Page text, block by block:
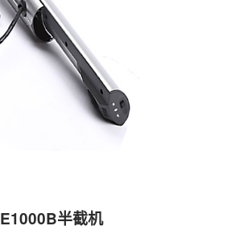
E1000B半截机